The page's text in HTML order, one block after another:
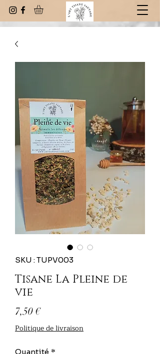
SKU : TUPV003
Tisane La Pleine de
vie
7,50 €Prix
Politique de livraison
Quantité *